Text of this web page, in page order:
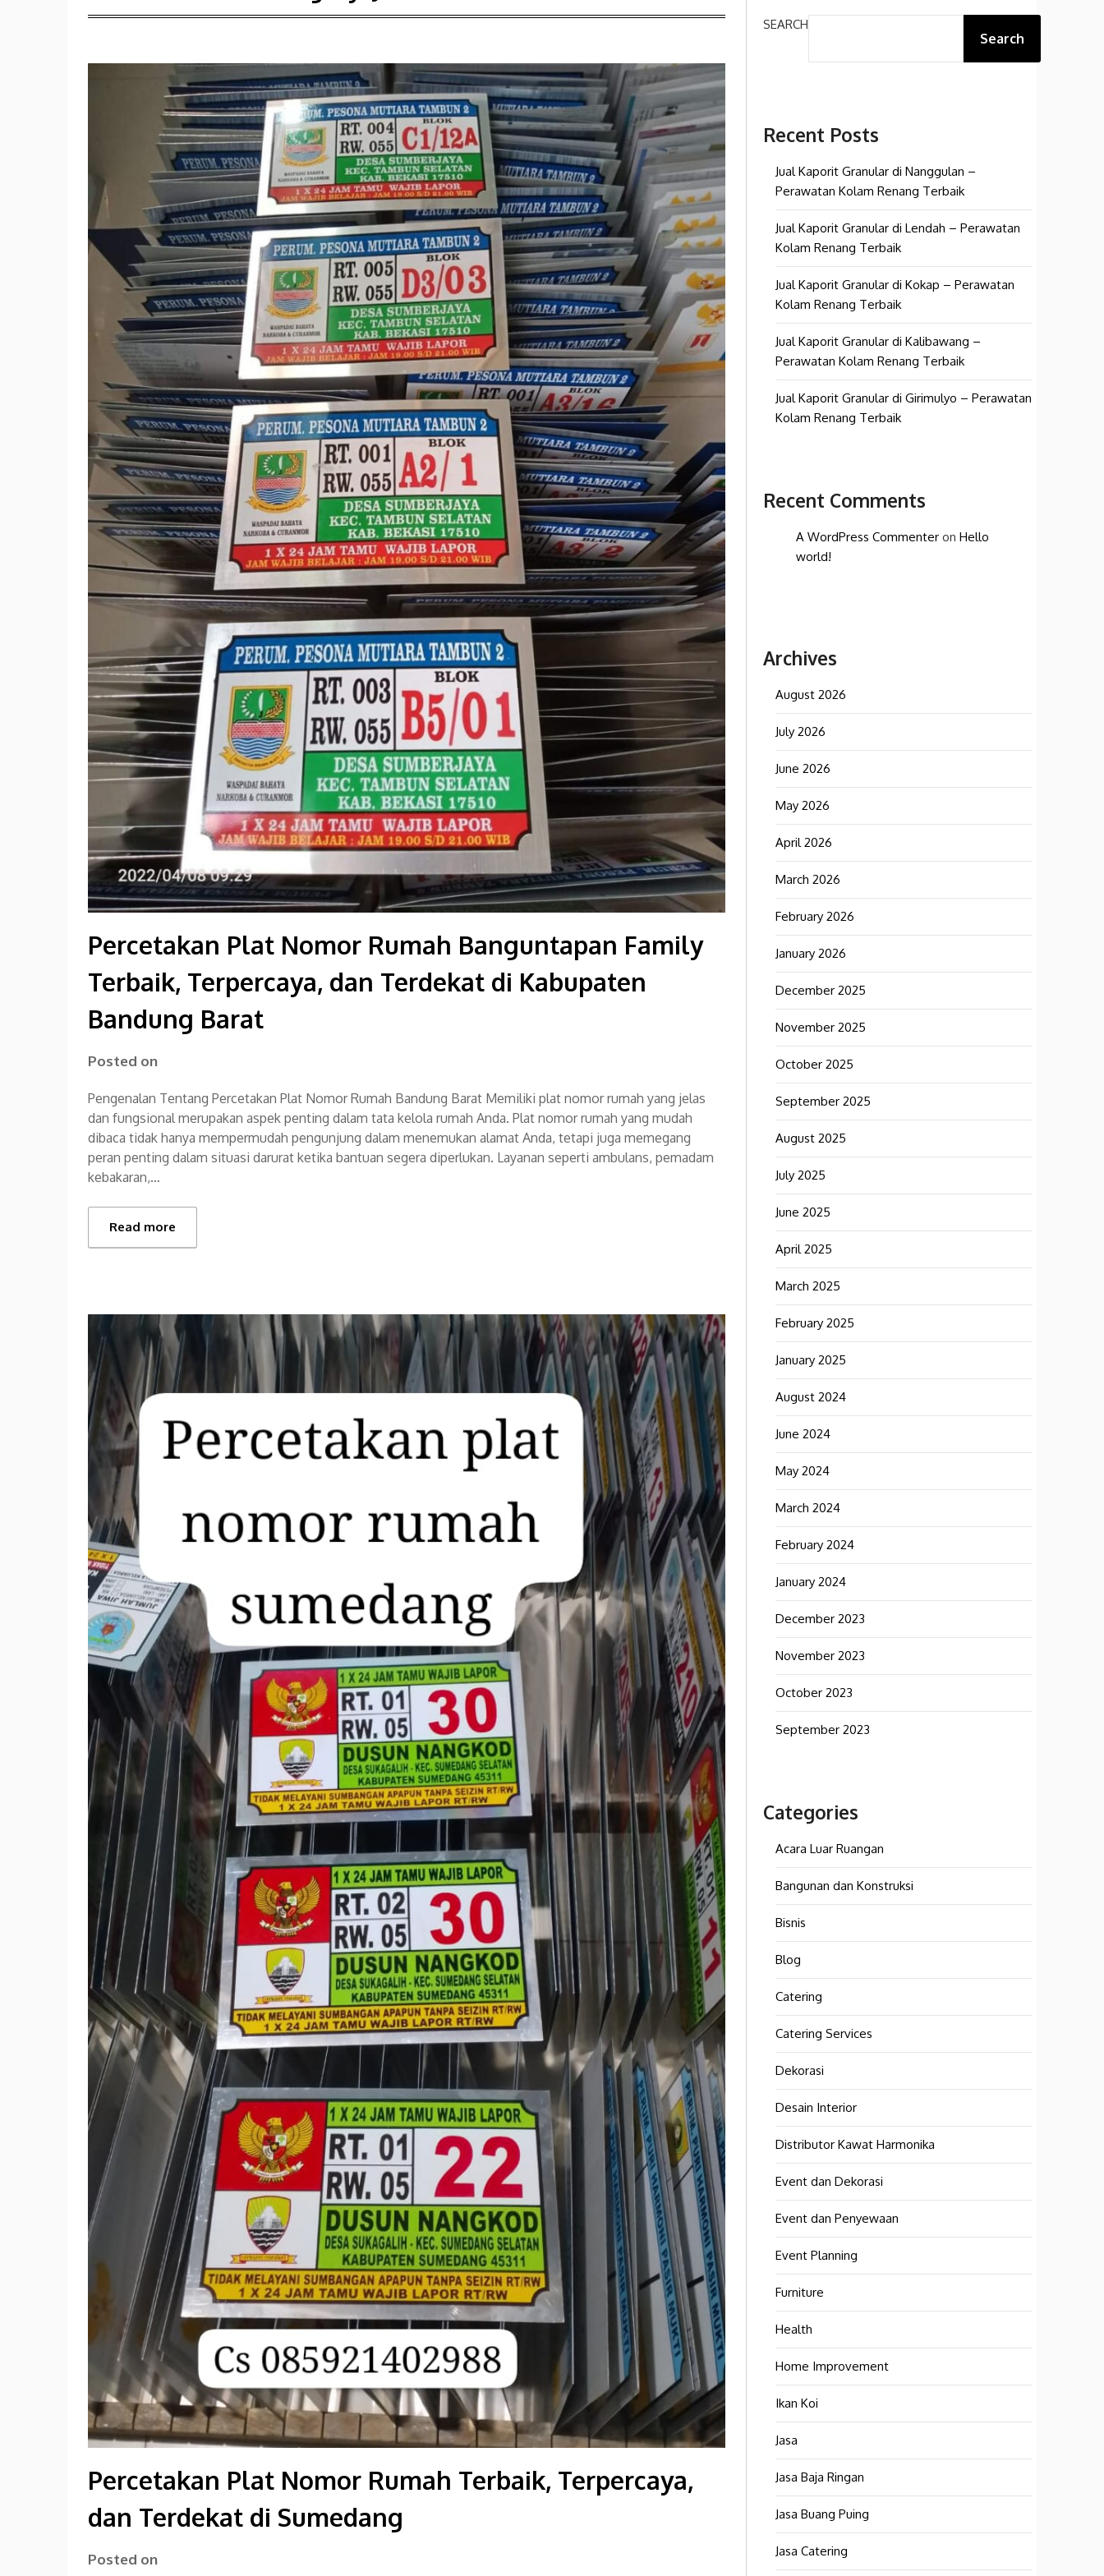
Percetakan Plat Nomor Rumah Banguntapan Family
Terbaik, Terpercaya, dan Terdekat di Kabupaten
Bandung Barat
Posted on
Pengenalan Tentang Percetakan Plat Nomor Rumah Bandung Barat Memiliki plat nomor rumah yang jelas
dan fungsional merupakan aspek penting dalam tata kelola rumah Anda. Plat nomor rumah yang mudah
dibaca tidak hanya mempermudah pengunjung dalam menemukan alamat Anda, tetapi juga memegang
peran penting dalam situasi darurat ketika bantuan segera diperlukan. Layanan seperti ambulans, pemadam
kebakaran,…
Read more
Percetakan Plat Nomor Rumah Terbaik, Terpercaya,
dan Terdekat di Sumedang
Posted on
SEARCH
Search
Recent Posts
Jual Kaporit Granular di Nanggulan –
Perawatan Kolam Renang Terbaik
Jual Kaporit Granular di Lendah – Perawatan
Kolam Renang Terbaik
Jual Kaporit Granular di Kokap – Perawatan
Kolam Renang Terbaik
Jual Kaporit Granular di Kalibawang –
Perawatan Kolam Renang Terbaik
Jual Kaporit Granular di Girimulyo – Perawatan
Kolam Renang Terbaik
Recent Comments
A WordPress Commenter on Hello
world!
Archives
August 2026
July 2026
June 2026
May 2026
April 2026
March 2026
February 2026
January 2026
December 2025
November 2025
October 2025
September 2025
August 2025
July 2025
June 2025
April 2025
March 2025
February 2025
January 2025
August 2024
June 2024
May 2024
March 2024
February 2024
January 2024
December 2023
November 2023
October 2023
September 2023
Categories
Acara Luar Ruangan
Bangunan dan Konstruksi
Bisnis
Blog
Catering
Catering Services
Dekorasi
Desain Interior
Distributor Kawat Harmonika
Event dan Dekorasi
Event dan Penyewaan
Event Planning
Furniture
Health
Home Improvement
Ikan Koi
Jasa
Jasa Baja Ringan
Jasa Buang Puing
Jasa Catering